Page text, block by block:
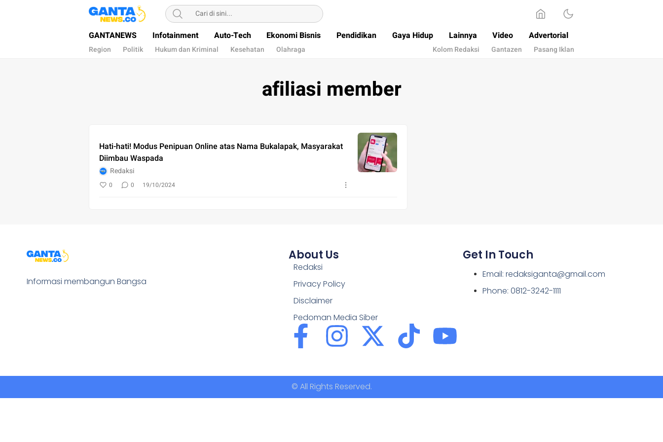
Gantanews
Informasi Membangun Bangsa
GANTANEWS Infotainment Auto-Tech Ekonomi Bisnis Pendidikan Gaya Hidup Lainnya Video Advertorial
Region Politik Hukum dan Kriminal Kesehatan Olahraga Kolom Redaksi Gantazen Pasang Iklan
afiliasi member
Hati-hati! Modus Penipuan Online atas Nama Bukalapak, Masyarakat
Diimbau Waspada
Redaksi
0 0 19/10/2024
Informasi membangun Bangsa
About Us
Redaksi
Privacy Policy
Disclaimer
Pedoman Media Siber
Get In Touch
Email: redaksiganta@gmail.com
Phone: 0812-3242-1111
© All Rights Reserved.